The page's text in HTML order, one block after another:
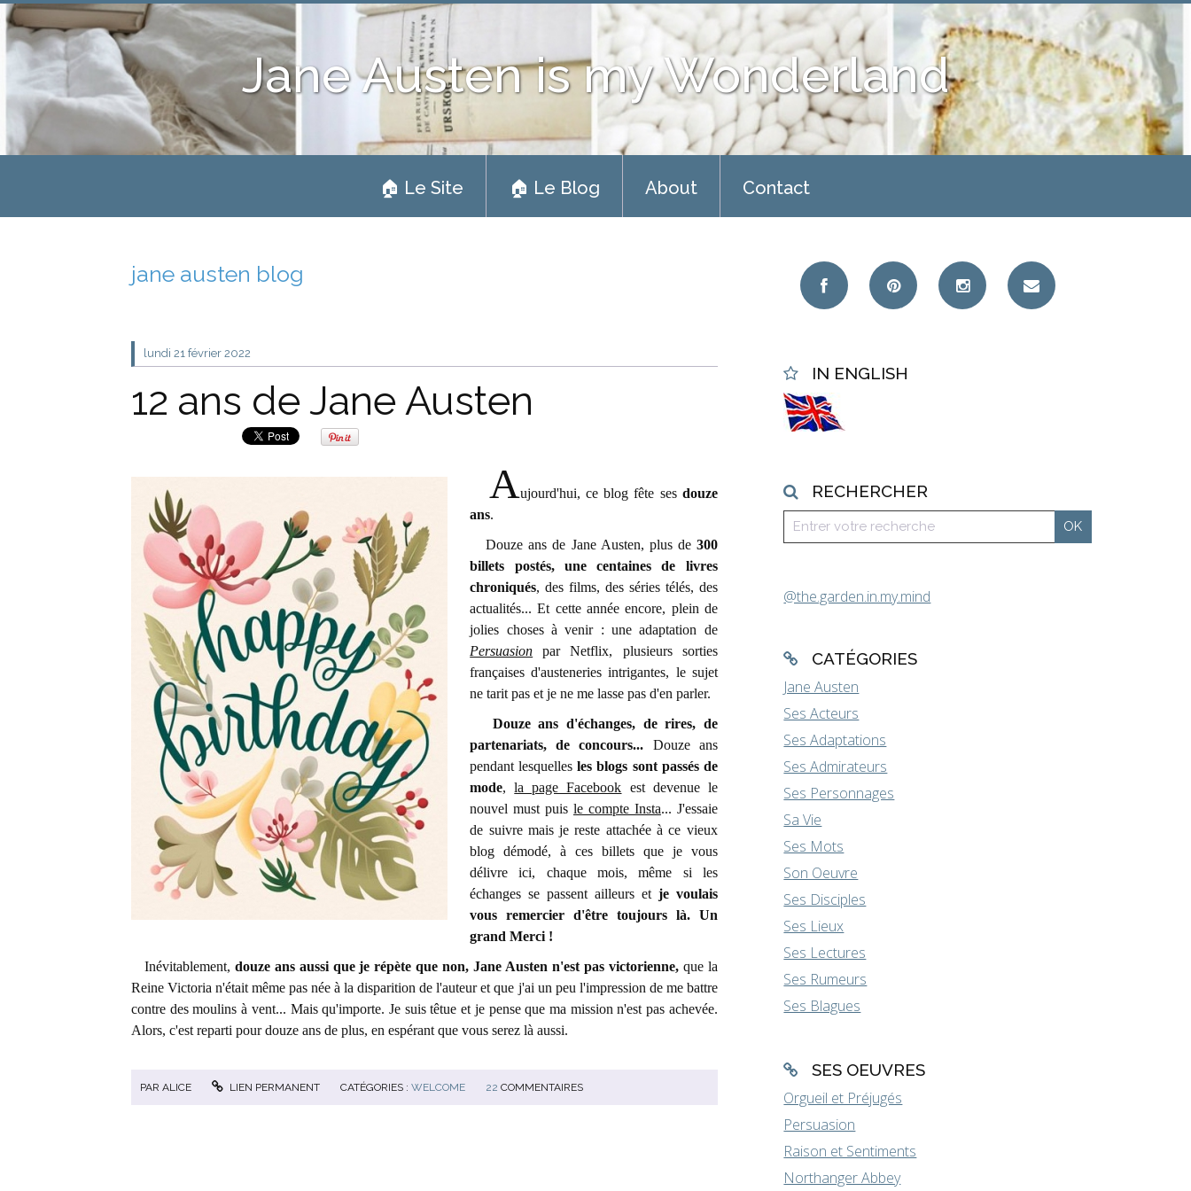
Jane Austen is my Wonderland
🏠 Le Site 🏠 Le Blog About Contact
jane austen blog
lundi 21 février 2022
12 ans de Jane Austen
Aujourd'hui, ce blog fête ses douze
ans.
Douze ans de Jane Austen, plus de 300
billets postés, une centaines de livres
chroniqués, des films, des séries télés, des
actualités... Et cette année encore, plein de
jolies choses à venir : une adaptation de
Persuasion par Netflix, plusieurs sorties
françaises d'austeneries intrigantes, le sujet
ne tarit pas et je ne me lasse pas d'en parler.
Douze ans d'échanges, de rires, de
partenariats, de concours... Douze ans
pendant lesquellesles blogs sont passés de
mode,la page Facebook est devenue le
nouvel must puis le compte Insta... J'essaie
de suivre mais je reste attachée à ce vieux
blog démodé, à ces billets que je vous
délivre ici, chaque mois, même si les
échanges se passent ailleurs et je voulais
vous remercier d'être toujours là. Un
grand Merci !
Inévitablement, douze ans aussi que je répète que non, Jane Austen n'est pas victorienne, que la
Reine Victoria n'était même pas née à la disparition de l'auteur et que j'ai un peu l'impression de me battre
contre des moulins à vent... Mais qu'importe. Je suis têtue et je pense que ma mission n'est pas achevée.
Alors, c'est reparti pour douze ans de plus, en espérant que vous serez là aussi.
PAR ALICE LIEN PERMANENT CATÉGORIES :WELCOME 22 COMMENTAIRES
IN ENGLISH
RECHERCHER
@the.garden.in.my.mind
CATÉGORIES
Jane Austen
Ses Acteurs
Ses Adaptations
Ses Admirateurs
Ses Personnages
Sa Vie
Ses Mots
Son Oeuvre
Ses Disciples
Ses Lieux
Ses Lectures
Ses Rumeurs
Ses Blagues
SES OEUVRES
Orgueil et Préjugés
Persuasion
Raison et Sentiments
Northanger Abbey